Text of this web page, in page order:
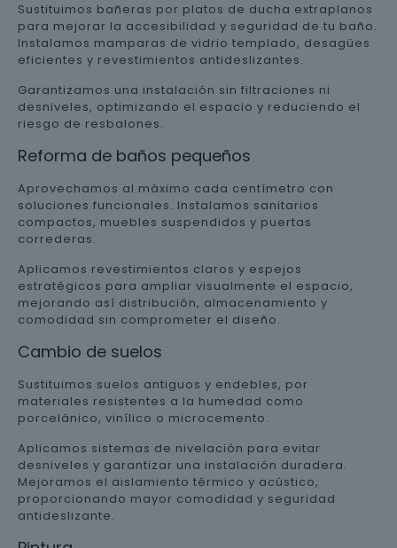
Sustituimos bañeras por platos de ducha extraplanos
para mejorar la accesibilidad y seguridad de tu baño.
Instalamos mamparas de vidrio templado, desagües
eficientes y revestimientos antideslizantes.
Garantizamos una instalación sin filtraciones ni
desniveles, optimizando el espacio y reduciendo el
riesgo de resbalones.
Reforma de baños pequeños
Aprovechamos al máximo cada centímetro con
soluciones funcionales. Instalamos sanitarios
compactos, muebles suspendidos y puertas
correderas.
Aplicamos revestimientos claros y espejos
estratégicos para ampliar visualmente el espacio,
mejorando así distribución, almacenamiento y
comodidad sin comprometer el diseño.
Cambio de suelos
Sustituimos suelos antiguos y endebles, por
materiales resistentes a la humedad como
porcelánico, vinílico o microcemento.
Aplicamos sistemas de nivelación para evitar
desniveles y garantizar una instalación duradera.
Mejoramos el aislamiento térmico y acústico,
proporcionando mayor comodidad y seguridad
antideslizante.